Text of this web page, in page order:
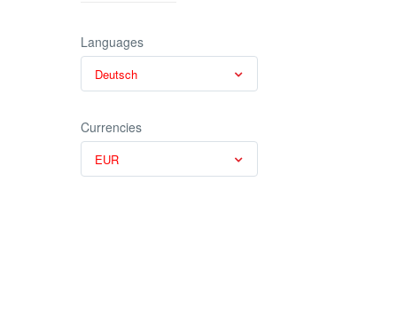
Languages
Deutsch
Currencies
EUR